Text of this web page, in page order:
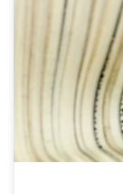
spożywanie
oprócz tego
kraju, jak
kosztuje Stany
raportu Centers
Główne straty